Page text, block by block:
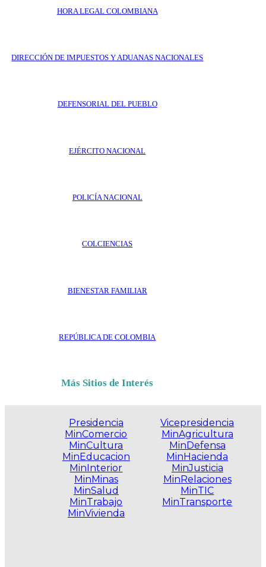
HORA LEGAL COLOMBIANA
DIRECCIÓN DE IMPUESTOS Y ADUANAS NACIONALES
DEFENSORIAL DEL PUEBLO
EJÉRCITO NACIONAL
POLICÍA NACIONAL
COLCIENCIAS
BIENESTAR FAMILIAR
REPÚBLICA DE COLOMBIA
Más Sitios de Interés
Presidencia
MinComercio
MinCultura
MinEducacion
MinInterior
MinMinas
MinSalud
MinTrabajo
MinVivienda
Vicepresidencia
MinAgricultura
MinDefensa
MinHacienda
MinJusticia
MinRelaciones
MinTIC
MinTransporte